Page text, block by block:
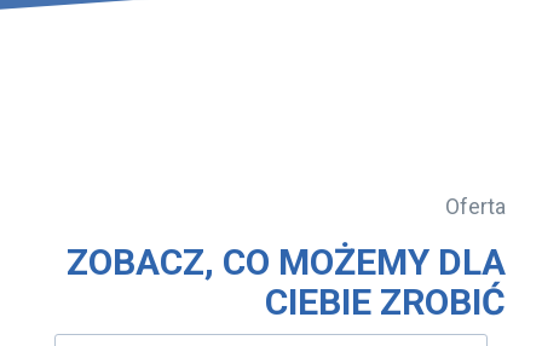
Oferta
ZOBACZ, CO MOŻEMY DLA
CIEBIE ZROBIĆ